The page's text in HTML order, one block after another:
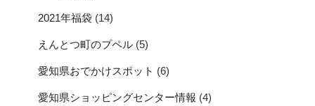
2021年福袋 (14)
えんとつ町のプペル (5)
愛知県おでかけスポット (6)
愛知県ショッピングセンター情報 (4)